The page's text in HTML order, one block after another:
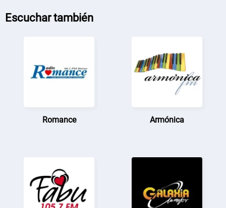
Escuchar también
Romance Armónica